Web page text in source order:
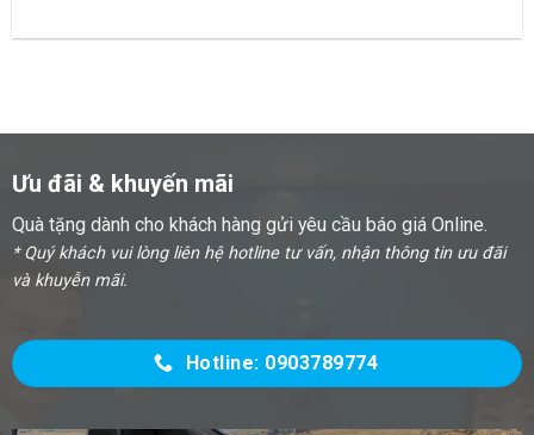
Ưu đãi & khuyến mãi
Quà tặng dành cho khách hàng gửi yêu cầu báo giá Online.
* Quý khách vui lòng liên hệ hotline tư vấn, nhận thông tin ưu đãi
và khuyễn mãi.
Hotline: 0903789774